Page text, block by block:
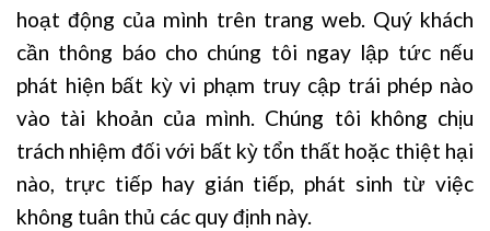
hoạt động của mình trên trang web. Quý khách
cần thông báo cho chúng tôi ngay lập tức nếu
phát hiện bất kỳ vi phạm truy cập trái phép nào
vào tài khoản của mình. Chúng tôi không chịu
trách nhiệm đối với bất kỳ tổn thất hoặc thiệt hại
nào, trực tiếp hay gián tiếp, phát sinh từ việc
không tuân thủ các quy định này.